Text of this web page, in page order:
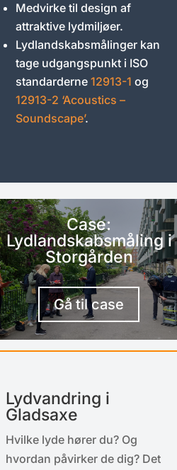
Medvirke til design af
attraktive lydmiljøer.
Lydlandskabsmålinger kan
tage udgangspunkt i ISO
standarderne 12913-1 og
12913-2 ‘Acoustics –
Soundscape’.
Case:
Lydlandskabsmåling i
Storgården
Gå til case
Lydvandring i
Gladsaxe
Hvilke lyde hører du? Og
hvordan påvirker de dig? Det